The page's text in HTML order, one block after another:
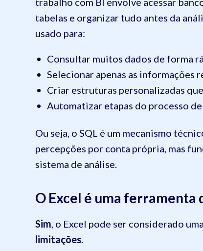
tabelas e organizar tudo antes da
usado para:
Consultar muitos dados de forma
Selecionar apenas as informações
Criar estruturas personalizadas
Automatizar etapas do processo
Ou seja, o SQL é um mecanismo
percepções por conta própria, mas
sistema de análise.
O Excel é uma ferramenta
Sim , o Excel pode ser considerado
limitações